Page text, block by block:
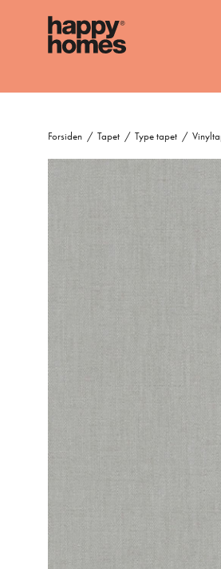
Forsiden / Tapet / Type tapet /